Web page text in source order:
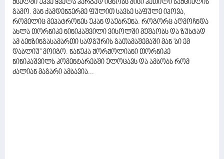
ქსელში უკვე ყველა კარგად იცნობს მისი კეთილი საქციელის
გამო. მან ქამდენჯერმე ფულით სავსე საფულე იპოვა,
რომელიც მეპატრონეს უკან დაუბრუნა. როგორც აღმოჩნდა
ახლა თორნიკე ნინიკაშვილი ვისოლში მუშაობს და ზუსტად
ამ ბენზინგასამართი სადგურის გათამაშემაში მან 'ბი ემ
დაბლიუ'' მოიგო. ნანუკა ჟორჟოლიანი თორნიკე
ნინიკაშვილს კომენტარებში ულოცავს და ამბობს რომ
ძალიან მაგარი ამბავია...